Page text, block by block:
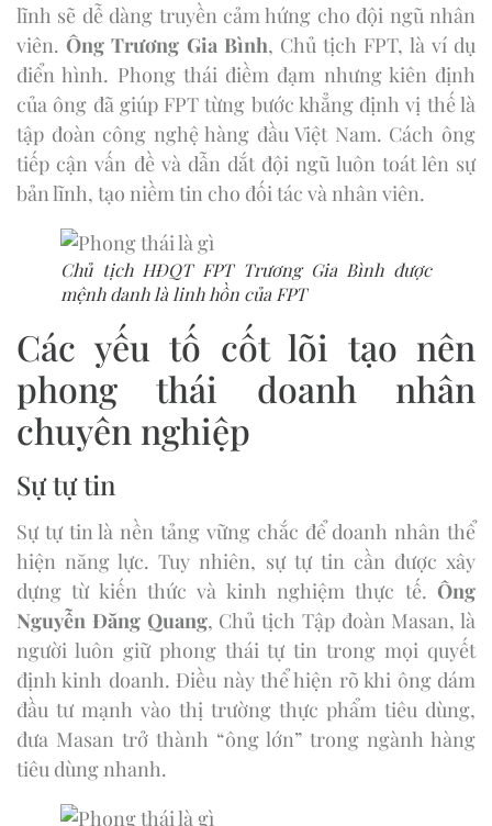
lĩnh sẽ dễ dàng truyền cảm hứng cho đội ngũ nhân
viên.Ông Trương Gia Bình, Chủ tịch FPT, là ví dụ
điển hình. Phong thái điềm đạm nhưng kiên định
của ông đã giúp FPT từng bước khẳng định vị thế là
tập đoàn công nghệ hàng đầu Việt Nam. Cách ông
tiếp cận vấn đề và dẫn dắt đội ngũ luôn toát lên sự
bản lĩnh, tạo niềm tin cho đối tác và nhân viên.
Chủ tịch HĐQT FPT Trương Gia Bình được
mệnh danh là linh hồn của FPT
Các yếu tố cốt lõi tạo nên
phong thái doanh nhân
chuyên nghiệp
Sự tự tin
Sự tự tin là nền tảng vững chắc để doanh nhân thể
hiện năng lực. Tuy nhiên, sự tự tin cần được xây
dựng từ kiến thức và kinh nghiệm thực tế. Ông
Nguyễn Đăng Quang, Chủ tịch Tập đoàn Masan, là
người luôn giữ phong thái tự tin trong mọi quyết
định kinh doanh. Điều này thể hiện rõ khi ông dám
đầu tư mạnh vào thị trường thực phẩm tiêu dùng,
đưa Masan trở thành “ông lớn” trong ngành hàng
tiêu dùng nhanh.